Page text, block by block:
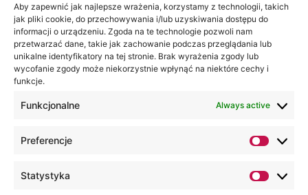
Aby zapewnić jak najlepsze wrażenia, korzystamy z technologii, takich
jak pliki cookie, do przechowywania i/lub uzyskiwania dostępu do
informacji o urządzeniu. Zgoda na te technologie pozwoli nam
przetwarzać dane, takie jak zachowanie podczas przeglądania lub
unikalne identyfikatory na tej stronie. Brak wyrażenia zgody lub
wycofanie zgody może niekorzystnie wpłynąć na niektóre cechy i
funkcje.
Funkcjonalne Always active
Preferencje
Statystyka